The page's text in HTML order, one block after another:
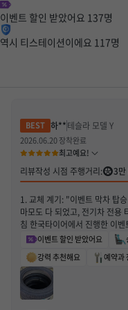
이벤트 할인 받았어요 137명
역시 티스테이션이에요 117명
하**테슬라 모델 Y
2026.06.20 장착완료
최고예요!
리뷰작성 시점 주행거리: 3
​1. 교체 계기: "이벤트 막차 탑
마모도 다 되었고, 전기차 전용
침 한국타이어에서 진행한 이
아이온(iON) EV용 타이어 4짝
워낙 칭찬이 자자했던 모델이
2. 첫인상 및 장착 과정 ​매장에
부터 전기차의 무거운 하중을
자분들께서 모델Y 전용 잭패드
주 깔끔하고 신속하게 4짝 모두
이벤트 할인 받았어요
강력 추천해요
예약과